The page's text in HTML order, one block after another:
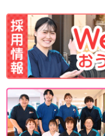
休診代診・外来担当医表
各部門のご案内
入院のご案内
各種健康診断のご案内
当院までのアクセス
医療相談：患者家族支援課
院長挨拶
患者の権利と責務
個人情報保護方針
当院における個人情報の
臨床研究およびオプトア
院内における録音・撮影
医療安全管理指針
広報誌のご紹介
各製薬会社MRの皆様
サイトマップ
関連リンク